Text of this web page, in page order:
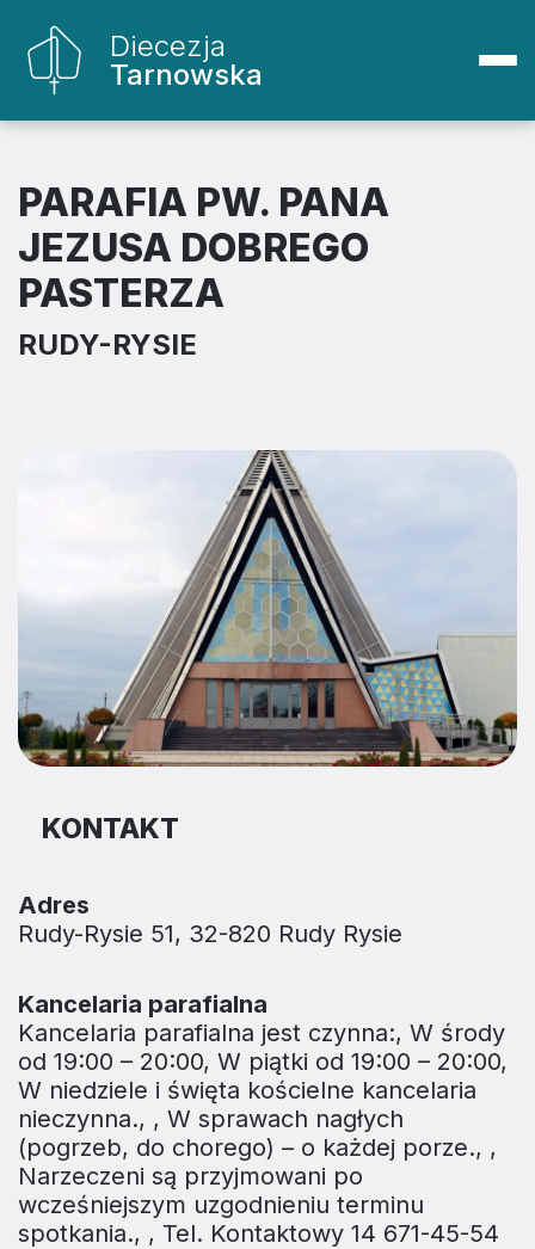
Diecezja
Tarnowska
PARAFIA PW. PANA
JEZUSA DOBREGO
PASTERZA
RUDY-RYSIE
KONTAKT
Adres
Rudy-Rysie 51, 32-820 Rudy Rysie
Kancelaria parafialna
Kancelaria parafialna jest czynna:, W środy
od 19:00 – 20:00, W piątki od 19:00 – 20:00,
W niedziele i święta kościelne kancelaria
nieczynna., , W sprawach nagłych
(pogrzeb, do chorego) – o każdej porze., ,
Narzeczeni są przyjmowani po
wcześniejszym uzgodnieniu terminu
spotkania., , Tel. Kontaktowy 14 671-45-54